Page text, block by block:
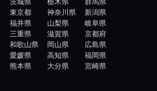
東京都 神奈川県
新潟県
福井県 山梨県
岐阜県
三重県 滋賀県
京都府
和歌山県 岡山県
広島県
愛媛県 高知県
福岡県
熊本県 大分県
宮崎県